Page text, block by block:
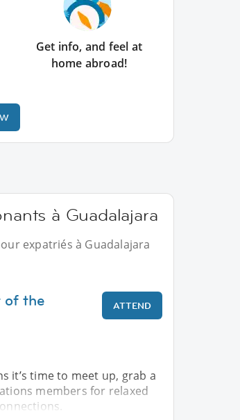
Get info, and feel at
home abroad!
à Guadalajara
expatriés à Guadalajara
of the
ATTEND
it’s time to meet up, grab a
members for relaxed